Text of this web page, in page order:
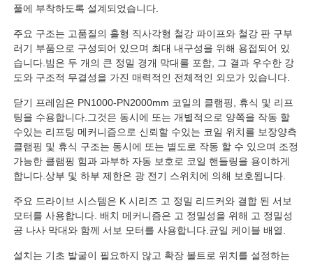
홈
제품 소개
풀에 부착하도록 설계되었습니다.
주요 구조는 고품질의 홀형 직사각형 철강 파이프와 철강 판 구부
러기 부품으로 구성되어 있으며 최대 내구성을 위해 용접되어 있
습니다.빔은 두 개의 큰 정밀 경개 막대를 포함, 그 결과 우수한 강
도와 구조적 무결성을 가진 매력적인 전체적인 외모가 있습니다.
닫기 프레임은 PN1000-PN2000mm 코일의 클램핑, 휴식 및 리프
팅을 수용합니다.그것은 동시에 또는 개별적으로 양쪽을 작동 할
수있는 리프팅 메커니즘으로 신뢰할 수있는 코일 위치를 보장양측
클램핑 및 휴식 구조는 동시에 또는 별도로 작동 할 수 있으며 조정
가능한 클램핑 힘과 과부하 자동 보호로 코일 핸들링을 용이하게
합니다.상부 및 하부 제한은 광 전기 스위치에 의해 보호됩니다.
주요 드라이브 시스템은 K 시리즈 고 정밀 리드커와 결합 된 서보
모터를 사용합니다. 배치 메커니즘은 고 정밀성을 위해 고 정밀성
공 나사 막대와 함께 서보 모터를 사용합니다.균일 케이블 배열.
설치는 기초 발굴이 필요하지 않고 확장 볼트로 위치를 설정하는